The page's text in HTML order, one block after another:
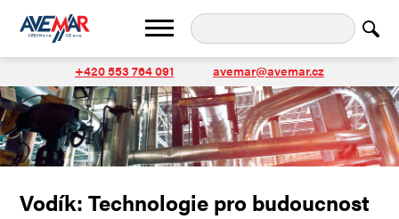
+420 553 764 091 avemar@avemar.cz
Vodík: Technologie pro budoucnost